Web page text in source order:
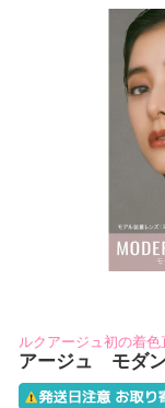
ルクアージュ初の着色
アージュ モダン